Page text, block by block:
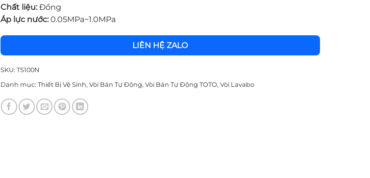
Chất liệu:Đồng
Áp lực nước:0.05MPa~1.0MPa
LIÊN HỆ ZALO
SKU: TS100N
Danh mục: Thiết Bị Vệ Sinh, Vòi Bán Tự Động, Vòi Bán Tự Động TOTO, Vòi Lavabo